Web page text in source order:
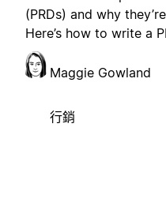
(PRDs) and why
Here’s how to write a
Maggie Gowland
行銷